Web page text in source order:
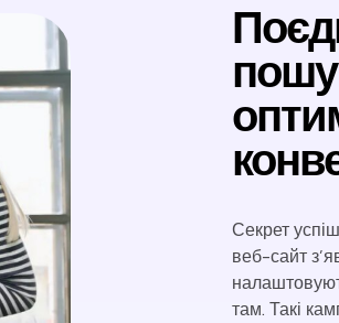
Секрет
веб-сайт
там. Такі